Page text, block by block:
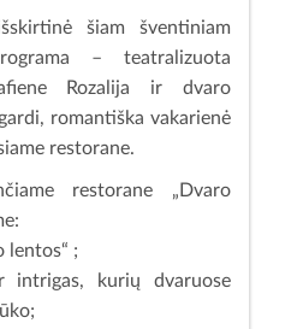
šiam šventiniam
– teatralizuota
Rozalija ir dvaro
romantiška vakarienė
restorane.
restorane „Dvaro
lentos“ ;
intrigas, kurių dvaruose